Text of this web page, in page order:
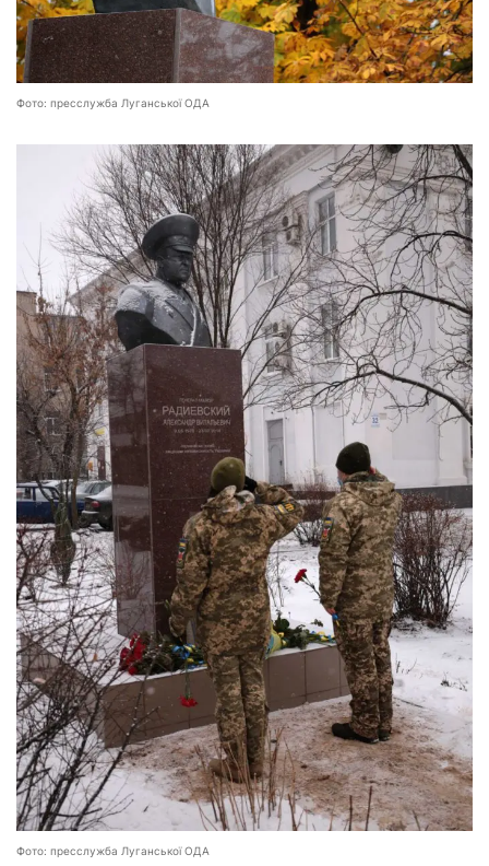
Фото: пресслужба Луганської ОДА
Фото: пресслужба Луганської ОДА